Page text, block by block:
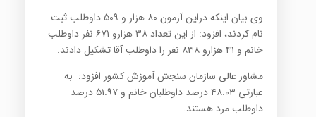
وی بیان اینکه دراین آزمون ۸۰ هزار و ۵۰۹ داوطلب ثبت
نام کردند، افزود: از این تعداد ۳۸ هزارو ۶۷۱ نفر داوطلب
خانم و ۴۱ هزارو ۸۳۸ نفر را داوطلب آقا تشکیل دادند.
مشاور عالی سازمان سنجش آموزش کشور افزود: به
عبارتی ۴۸.۰۳ درصد داوطلبان خانم و ۵۱.۹۷ درصد
داوطلب مرد هستند.